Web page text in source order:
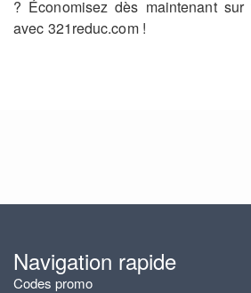
? Économisez dès maintenant
avec 321reduc.com !
Navigation rapide
Codes promo